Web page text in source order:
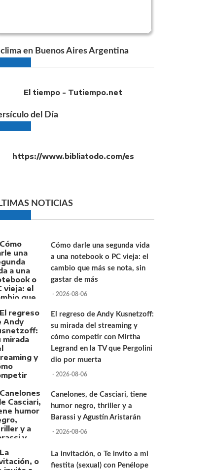
clima en Buenos Aires Argentina
El tiempo - Tutiempo.net
del Día
https://www.bibliatodo.com/es
NOTICIAS
Cómo darle una segunda vida
a una notebook o PC vieja: el
cambio que más se nota, sin
gastar de más
- 2026-08-06
El regreso de Andy Kusnetzoff:
su mirada del streaming y
cómo competir con Mirtha
Legrand en la TV que Pergolini
dio por muerta
- 2026-08-06
Canelones, de Casciari, tiene
humor negro, thriller y a
Barassi y Agustín Aristarán
- 2026-08-06
La invitación, o Te invito a mi
fiestita (sexual) con Penélope